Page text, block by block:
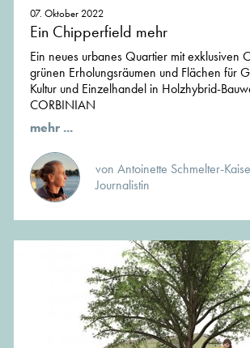
07. Oktober 2022
Ein Chipperfield mehr
Ein neues urbanes Quartier mit exklusiven
grünen Erholungsräumen und Flächen für
Kultur und Einzelhandel in Holzhybrid-
CORBINIAN
mehr ...
von Antoinette Schmelter-
Journalistin